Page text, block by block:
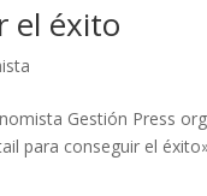
el éxito
Gestión Press
para conseguir el